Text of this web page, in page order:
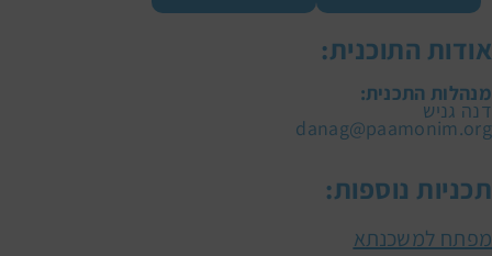
אודות התוכנית:
מנהלות התכנית:
דנה גניש
danag@paamonim.org
תכניות נוספות:
מפתח למשכנתא